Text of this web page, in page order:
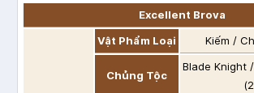
Excellent Brova
Vật Phẩm Loại
Kiếm /
Chủng Tộc
Blade Knight